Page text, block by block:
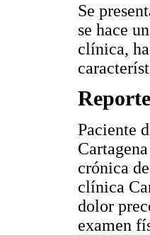
Se
se hace
clínica,
Paciente
crónica
clínica
dolor
examen